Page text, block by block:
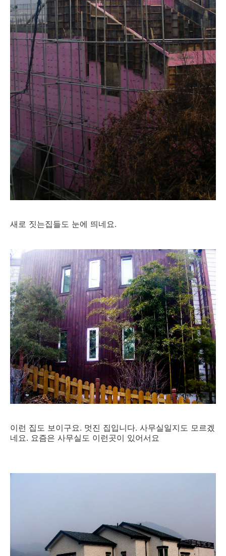
새로 짓는집들도 눈에 띄네요.
이런 집도 보이구요. 멋진 집입니다. 사무실일지도 모르겠
네요. 요즘은 사무실도 이런곳이 있어서요